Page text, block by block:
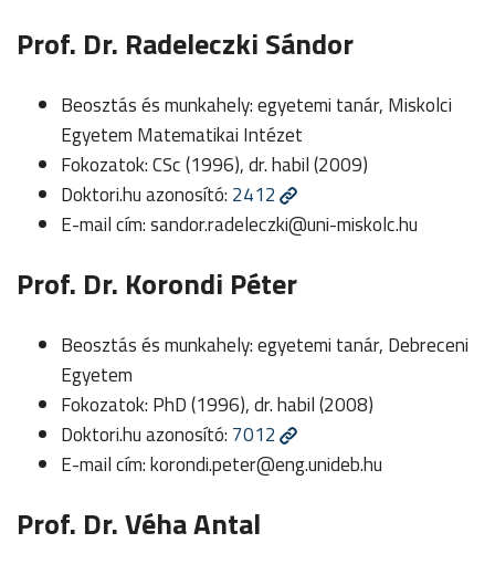
Prof. Dr. Radeleczki Sándor
Beosztás és munkahely: egyetemi tanár, Miskolci
Egyetem Matematikai Intézet
Fokozatok: CSc (1996), dr. habil (2009)
Doktori.hu azonosító: 2412
E-mail cím:sandor.radeleczki@uni-miskolc.hu
Prof. Dr. Korondi Péter
Beosztás és munkahely: egyetemi tanár, Debreceni
Egyetem
Fokozatok: PhD (1996), dr. habil (2008)
Doktori.hu azonosító: 7012
E-mail cím:korondi.peter@eng.unideb.hu
Prof. Dr. Véha Antal